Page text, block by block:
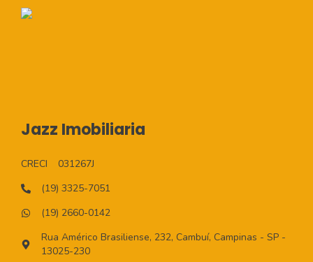
Jazz Imobiliaria
CRECI
031267J
(19) 3325-7051
(19) 2660-0142
Rua Américo Brasiliense, 232, Cambuí, Campinas - SP -
13025-230